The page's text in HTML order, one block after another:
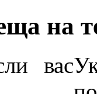
на